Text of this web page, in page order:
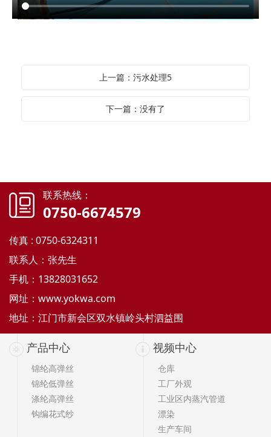
上一篇：污水处理5
下一篇：没有了
产品中心
锦纶高弹丝
锦纶低弹丝
涤纶高弹丝
钩编花式纱
视频中心
仓库
工厂外观
工业区内蒸汽管道
漂染
生产车间
联系热线：
0750-6674579
传真 : 0750-6324311
联系人：张先生
手机：13828031652
网址： www.yokwa.com
地址：江门市新会区双水镇岭头村泗益围